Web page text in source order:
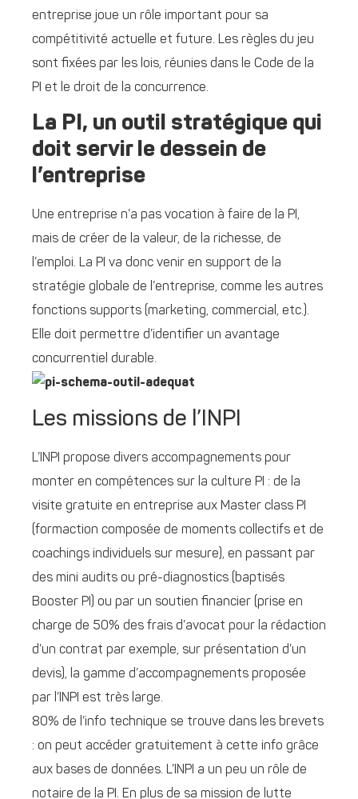
entreprise joue un rôle important pour sa
compétitivité actuelle et future. Les règles du jeu
sont fixées par les lois, réunies dans le Code de la
PI et le droit de la concurrence.
La PI, un outil stratégique qui
doit servir le dessein de
l’entreprise
Une entreprise n’a pas vocation à faire de la PI,
mais de créer de la valeur, de la richesse, de
l’emploi. La PI va donc venir en support de la
stratégie globale de l’entreprise, comme les autres
fonctions supports (marketing, commercial, etc.).
Elle doit permettre d’identifier un avantage
concurrentiel durable.
Les missions de l’INPI
L’INPI propose divers accompagnements pour
monter en compétences sur la culture PI : de la
visite gratuite en entreprise aux Master class PI
(formaction composée de moments collectifs et de
coachings individuels sur mesure), en passant par
des mini audits ou pré-diagnostics (baptisés
Booster PI) ou par un soutien financier (prise en
charge de 50% des frais d’avocat pour la rédaction
d’un contrat par exemple, sur présentation d’un
devis), la gamme d’accompagnements proposée
par l’INPI est très large.
80% de l’info technique se trouve dans les brevets
: on peut accéder gratuitement à cette info grâce
aux bases de données. L’INPI a un peu un rôle de
notaire de la PI. En plus de sa mission de lutte